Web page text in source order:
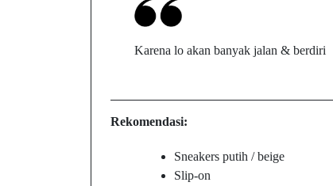
Karena lo akan banyak jalan & berdiri
Rekomendasi:
Sneakers putih / beige
Slip-on